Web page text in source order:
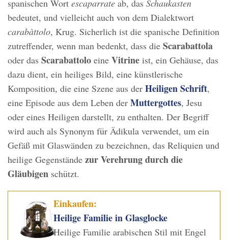
spanischen Wort escaparrate ab, das Schaukasten
bedeutet, und vielleicht auch von dem Dialektwort
carabàttolo, Krug. Sicherlich ist die spanische Definition
zutreffender, wenn man bedenkt, dass die Scarabattola
oder das Scarabattolo eine Vitrine ist, ein Gehäuse, das
dazu dient, ein heiliges Bild, eine künstlerische
Komposition, die eine Szene aus der Heiligen Schrift,
eine Episode aus dem Leben der Muttergottes, Jesu
oder eines Heiligen darstellt, zu enthalten. Der Begriff
wird auch als Synonym für Ädikula verwendet, um ein
Gefäß mit Glaswänden zu bezeichnen, das Reliquien und
heilige Gegenstände zur Verehrung durch die
Gläubigen schützt.
Einkaufen:
Heilige Familie in Glasglocke
Heilige Familie arabischen Stil mit Engel